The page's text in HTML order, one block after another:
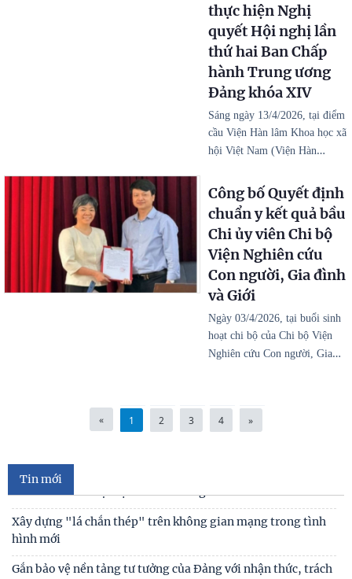
thực hiện Nghị
quyết Hội nghị lần
thứ hai Ban Chấp
hành Trung ương
Đảng khóa XIV
Sáng ngày 13/4/2026, tại điểm
cầu Viện Hàn lâm Khoa học xã
hội Việt Nam (Viện Hàn…
Công bố Quyết định
chuẩn y kết quả bầu
Chi ủy viên Chi bộ
Viện Nghiên cứu
Con người, Gia đình
và Giới
Ngày 03/4/2026, tại buổi sinh
hoạt chi bộ của Chi bộ Viện
Nghiên cứu Con người, Gia…
« 1 2 3 4 »
Tin mới
Đóng góp tích cực vào củng cố môi trường hòa bình, ổn
Trên 2,8 triệu đại biểu tham dự Hội nghị toàn quốc quán
Thực hiện trách nhiệm nêu gương của cán bộ, đảng viên
theo tinh thần Đại hội XIV của Đảng
Xây dựng "lá chắn thép" trên không gian mạng trong tình
hình mới
Gắn bảo vệ nền tảng tư tưởng của Đảng với nhận thức, trách